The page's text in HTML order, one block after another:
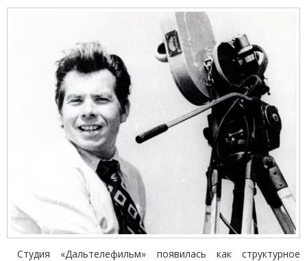
Студия «Дальтелефильм» появилась как структурное